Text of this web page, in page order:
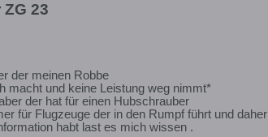
23
der meinen Robbe
macht und keine Leistung weg nimmt*
der hat für einen Hubschrauber
für Flugzeuge der in den Rumpf führt und daher
habt last es mich wissen .